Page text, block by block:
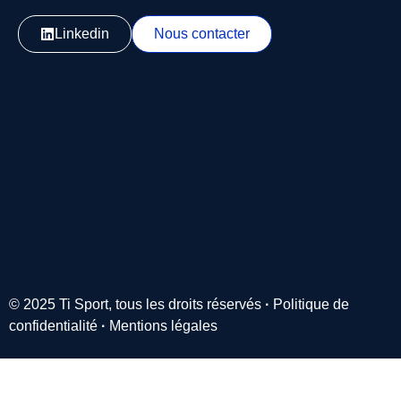
Linkedin Nous contacter
© 2025 Ti Sport, tous les droits réservés · Politique de
confidentialité · Mentions légales